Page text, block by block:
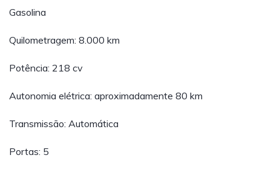
Gasolina
Quilometragem: 8.000 km
Potência: 218 cv
Autonomia elétrica: aproximadamente 80 km
Transmissão: Automática
Portas: 5